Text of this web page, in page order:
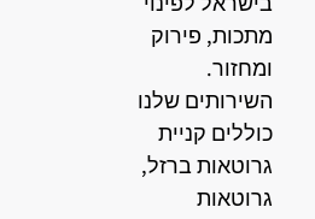
מתכות, פירוק
ומחזור.
השירותים שלנו
כוללים קניית
גרוטאות ברזל,
גרוטאות